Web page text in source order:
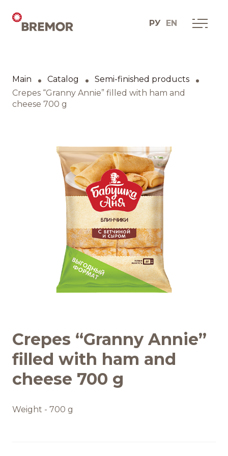
РУ EN
Как мы это делаем
Социальные проекты
Дистрибуционные
юниты
Контакты
Обратная связь
БРЕНДЫ И ПРОДУКТЫ
Бренды
Рецепты
Качество и безопасность
Main Catalog
Semi-finished products
Crepes “Granny Annie” filled with ham and
cheese 700 g
Crepes “Granny Annie”
filled with ham and
cheese 700 g
Weight - 700 g
English